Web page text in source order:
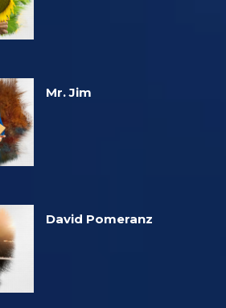
Mr. Jim
David Pomeranz